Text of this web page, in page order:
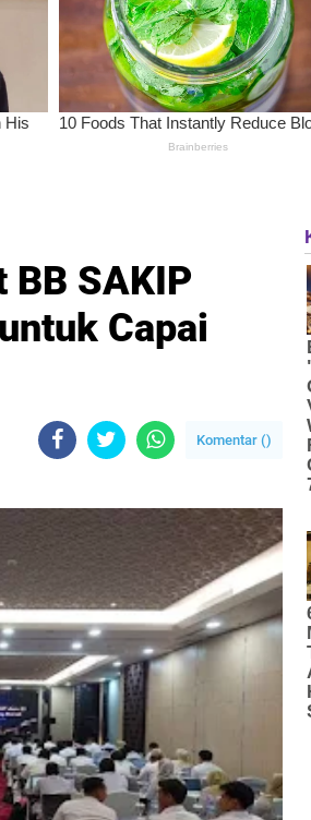
BB SAKIP
Capai
Komentar ()